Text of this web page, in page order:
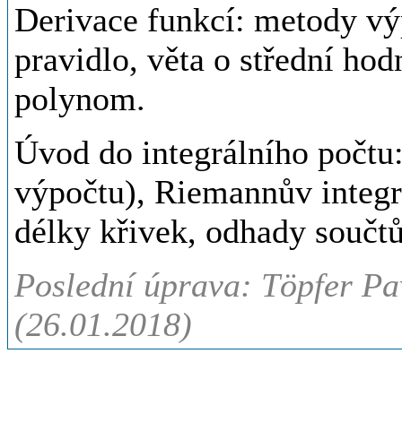
Derivace funkcí: metody
pravidlo, věta o střední
polynom.
Úvod do integrálního
výpočtu), Riemannův
délky křivek, odhady
Poslední úprava: Töpfer
(26.01.2018)